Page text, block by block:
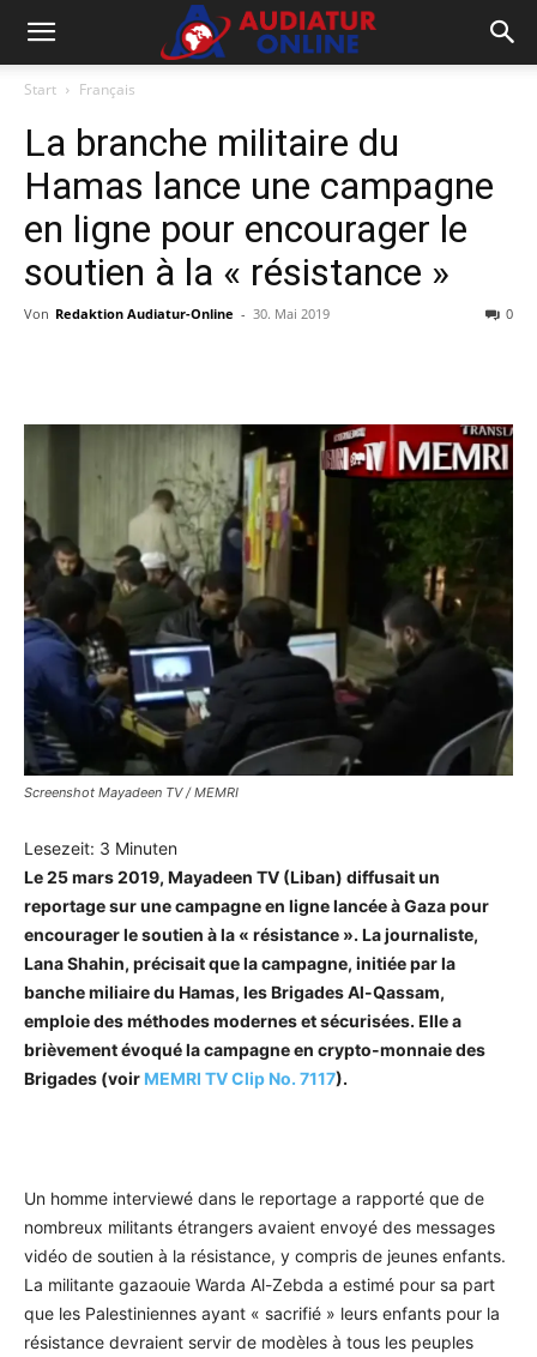
Start Français
La branche militaire du
Hamas lance une campagne
en ligne pour encourager le
soutien à la « résistance »
Von Redaktion Audiatur-Online - 30. Mai 2019 0
Screenshot Mayadeen TV / MEMRI
Lesezeit: 3 Minuten
Le 25 mars 2019, Mayadeen TV (Liban) diffusait un
reportage sur une campagne en ligne lancée à Gaza pour
encourager le soutien à la « résistance ». La journaliste,
Lana Shahin, précisait que la campagne, initiée par la
banche miliaire du Hamas, les Brigades Al-Qassam,
emploie des méthodes modernes et sécurisées. Elle a
brièvement évoqué la campagne en crypto-monnaie des
Brigades (voir MEMRI TV Clip No. 7117).
Un homme interviewé dans le reportage a rapporté que de
nombreux militants étrangers avaient envoyé des messages
vidéo de soutien à la résistance, y compris de jeunes enfants.
La militante gazaouie Warda Al-Zebda a estimé pour sa part
que les Palestiniennes ayant « sacrifié » leurs enfants pour la
résistance devraient servir de modèles à tous les peuples